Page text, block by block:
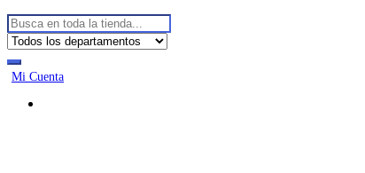
Buscar:
Mi Cuenta